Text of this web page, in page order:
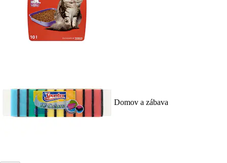
Domov a zábava